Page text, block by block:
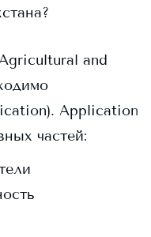
and
Application
частей: